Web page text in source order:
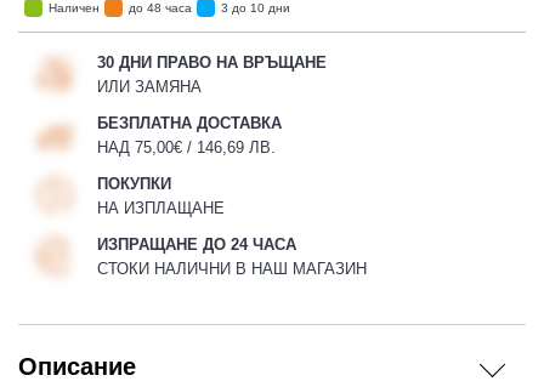
Наличен до 48 часа 3 до 10 дни
30 ДНИ ПРАВО НА ВРЪЩАНЕ
ИЛИ ЗАМЯНА
БЕЗПЛАТНА ДОСТАВКА
НАД 75,00€ / 146,69 ЛВ.
ПОКУПКИ
НА ИЗПЛАЩАНЕ
ИЗПРАЩАНЕ ДО 24 ЧАСА
СТОКИ НАЛИЧНИ В НАШ МАГАЗИН
Описание